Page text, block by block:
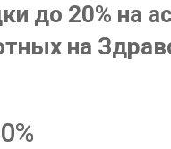
до 20% на
на